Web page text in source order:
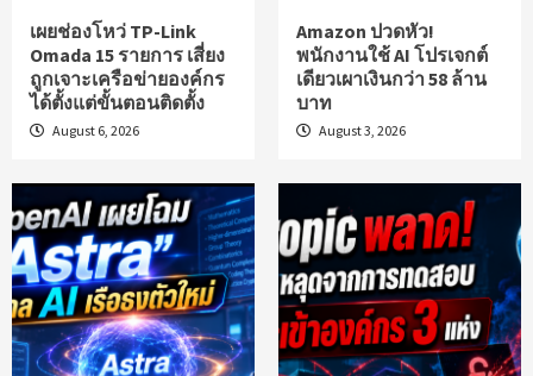
เผยช่องโหว่ TP-Link
Omada 15 รายการ เสี่ยง
ถูกเจาะเครือข่ายองค์กร
ได้ตั้งแต่ขั้นตอนติดตั้ง
August 6, 2026
Amazon ปวดหัว!
พนักงานใช้ AI โปรเจกต์
เดียวเผาเงินกว่า 58 ล้าน
บาท
August 3, 2026